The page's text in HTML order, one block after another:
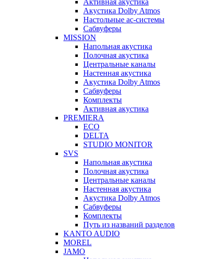
Активная акустика
Акустика Dolby Atmos
Настольные ас-системы
Сабвуферы
MISSION
Напольная акустика
Полочная акустика
Центральные каналы
Настенная акустика
Акустика Dolby Atmos
Сабвуферы
Комплекты
Активная акустика
PREMIERA
ECO
DELTA
STUDIO MONITOR
SVS
Напольная акустика
Полочная акустика
Центральные каналы
Настенная акустика
Акустика Dolby Atmos
Сабвуферы
Комплекты
Путь из названий разделов
KANTO AUDIO
MOREL
JAMO